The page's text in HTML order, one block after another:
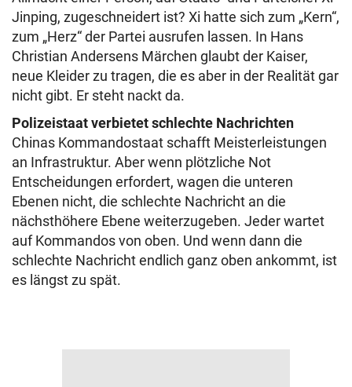
Jinping, zugeschneidert ist? Xi hatte sich zum „Kern“,
zum „Herz“ der Partei ausrufen lassen. In Hans
Christian Andersens Märchen glaubt der Kaiser,
neue Kleider zu tragen, die es aber in der Realität gar
nicht gibt. Er steht nackt da.
Polizeistaat verbietetschlechte Nachrichten
Chinas Kommandostaat schafft Meisterleistungen
an Infrastruktur. Aber wenn plötzliche Not
Entscheidungen erfordert, wagen die unteren
Ebenen nicht, die schlechte Nachricht an die
nächsthöhere Ebene weiterzugeben. Jeder wartet
auf Kommandos von oben. Und wenn dann die
schlechte Nachricht endlich ganz oben ankommt, ist
es längst zu spät.